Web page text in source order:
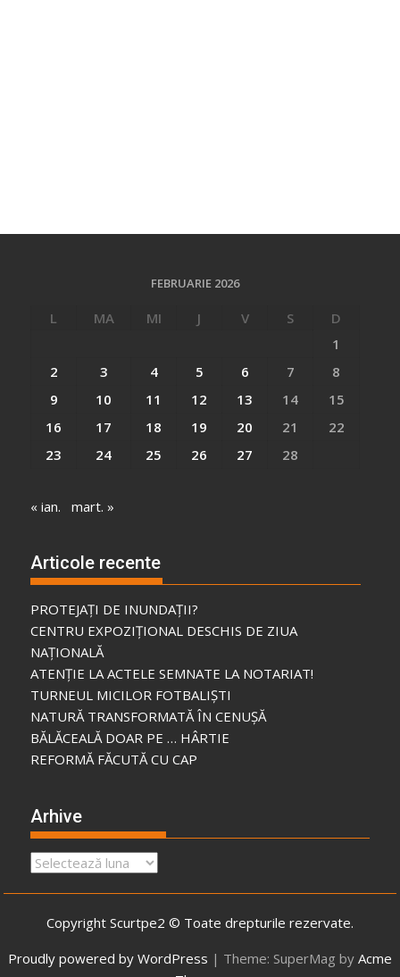
FEBRUARIE 2026
L MA MI J V S
D
1
2
3 4 5 6 7
8
9
10 11 12 13 14
15
16
17 18 19 20 21
22
23
24 25 26 27 28
« ian. mart. »
Articole recente
PROTEJAȚI DE INUNDAȚII?
CENTRU EXPOZIȚIONAL DESCHIS DE ZIUA
NAȚIONALĂ
ATENȚIE LA ACTELE SEMNATE LA NOTARIAT!
TURNEUL MICILOR FOTBALIȘTI
NATURĂ TRANSFORMATĂ ÎN CENUȘĂ
BĂLĂCEALĂ DOAR PE … HÂRTIE
REFORMĂ FĂCUTĂ CU CAP
Arhive
Arhive
Copyright Scurtpe2 © Toate drepturile rezervate.
Proudly powered by WordPress | Theme: SuperMag by Acme